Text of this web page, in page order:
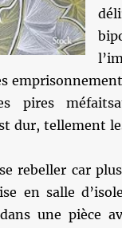
pires
dur, tellement
rebeller car
en salle
une pièce